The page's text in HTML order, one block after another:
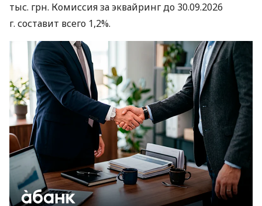
тыс. грн. Комиссия за эквайринг до 30.09.2026
г. составит всего 1,2%.